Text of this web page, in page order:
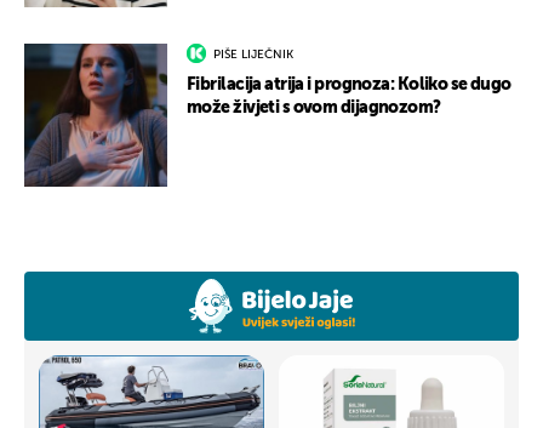
PIŠE LIJEČNIK
Fibrilacija atrija i prognoza: Koliko se dugo
može živjeti s ovom dijagnozom?